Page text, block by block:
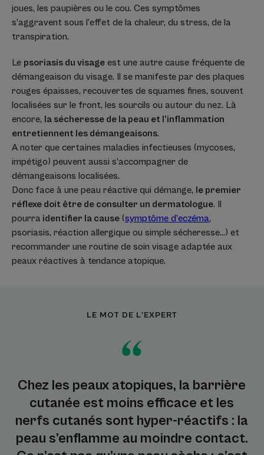
joues, les paupières ou le cou. Ces symptômes
s’aggravent sous l’effet de la chaleur, du stress, de la
transpiration.
Le psoriasis du visage est une autre cause fréquente de
démangeaison du visage. Il se manifeste par des plaques
rouges épaisses, recouvertes de squames fines, souvent
localisées sur le front, les sourcils ou autour du nez. Là
encore, la sécheresse de la peau et l’inflammation
entretiennent les démangeaisons.
A noter que certaines maladies infectieuses (mycoses,
impétigo) peuvent aussi s’accompagner de
démangeaisons localisées.
Donc face à une peau réactive qui démange, le premier
réflexe doit être de consulter un dermatologue. Il
pourra identifier la cause (symptôme d’eczéma,
psoriasis, réaction allergique ou simple sécheresse…) et
recommander une routine de soin visage adaptée aux
peaux réactives à tendance atopique.
LE MOT DE L'EXPERT
Chez les peaux atopiques, la barrière
cutanée est moins efficace et les
nerfs cutanés sont hyper-réactifs : la
peau s’enflamme au moindre contact.